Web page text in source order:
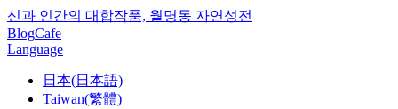
신과 인간의 대합작품, 월명동 자연성전
BlogCafe
Language
日本(日本語)
Taiwan(繁體)